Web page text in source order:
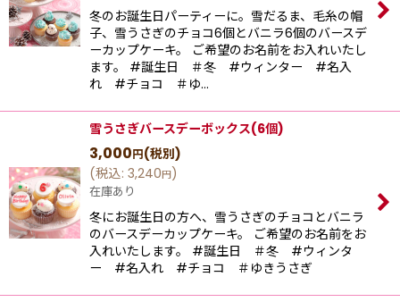
冬のお誕生日パーティーに。雪だるま、毛糸の帽
子、雪うさぎのチョコ6個とバニラ6個のバースデ
ーカップケーキ。 ご希望のお名前をお入れいたし
ます。 #誕生日 ＃冬 #ウィンター #名入
れ #チョコ ＃ゆ…
雪うさぎバースデーボックス(6個)
3,000円(税別)
(税込: 3,240円)
在庫あり
冬にお誕生日の方へ、雪うさぎのチョコとバニラ
のバースデーカップケーキ。 ご希望のお名前をお
入れいたします。 #誕生日 ＃冬 #ウィンタ
ー #名入れ #チョコ ＃ゆきうさぎ